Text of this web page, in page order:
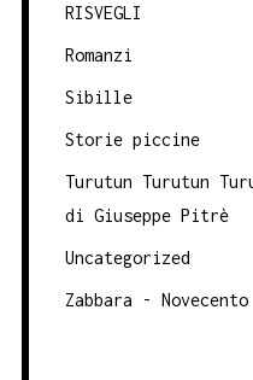
RISVEGLI
Romanzi
Sibille
Storie piccine
Turutun Turutun
di Giuseppe Pitrè
Uncategorized
Zabbara - Novecento